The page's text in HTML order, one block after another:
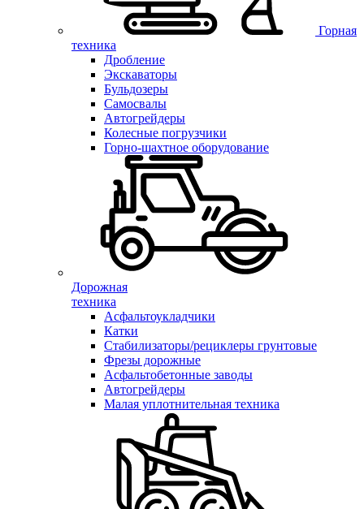
Горная
техника
Дробление
Экскаваторы
Бульдозеры
Самосвалы
Автогрейдеры
Колесные погрузчики
Горно-шахтное оборудование
Дорожная
техника
Асфальтоукладчики
Катки
Стабилизаторы/рециклеры грунтовые
Фрезы дорожные
Асфальтобетонные заводы
Автогрейдеры
Малая уплотнительная техника